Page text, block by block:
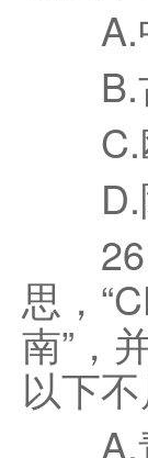
A.中
B.古
C.欧
D.阿
26.
思，
南”，
以下
A.